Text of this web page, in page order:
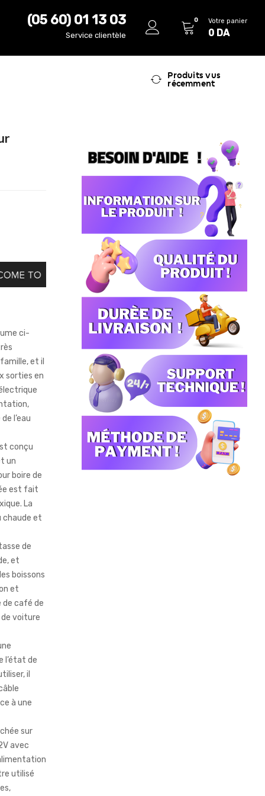
(05 60) 01 13 03
Service clientèle
0 Votre panier
0 DA
Produits vus
récemment
ci-
et il
sorties en
l’eau
conçu
un
boire de
est fait
La
chaude et
de
et
boissons
et
de café de
voiture
l’état de
il
à une
sur
avec
utilisé